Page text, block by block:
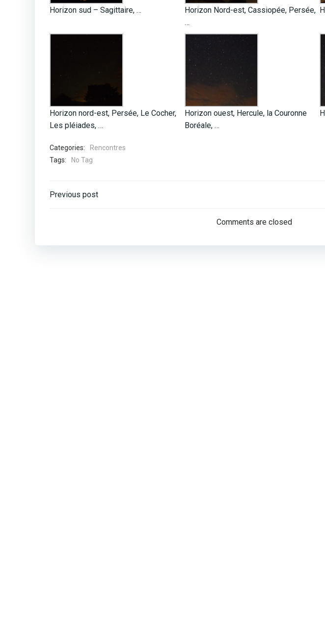
Horizon sud – Sagittaire, …
Horizon Nord-est, Cassiopée, Persée,
…
Horizon nord-est, Persée, Le Cocher,
Les pléiades, …
Horizon ouest, Hercule, la Couronne
Boréale, …
Categories:
Rencontres
Tags:
No Tag
Post
Previous post
Comments are closed